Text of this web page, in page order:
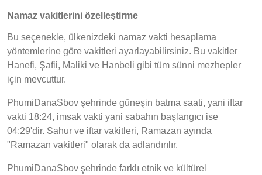
Namaz vakitlerini özelleştirme
Bu seçenekle, ülkenizdeki namaz vakti hesaplama
yöntemlerine göre vakitleri ayarlayabilirsiniz. Bu vakitler
Hanefi, Şafii, Maliki ve Hanbeli gibi tüm sünni mezhepler
için mevcuttur.
PhumiDanaSbov şehrinde güneşin batma saati, yani iftar
vakti 18:24, imsak vakti yani sabahın başlangıcı ise
04:29'dir. Sahur ve iftar vakitleri, Ramazan ayında
"Ramazan vakitleri" olarak da adlandırılır.
PhumiDanaSbov şehrinde farklı etnik ve kültürel